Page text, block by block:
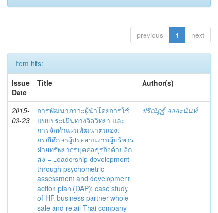
previous 1 next
Item hits:
Issue
Date
Title Author(s)
2015-
03-23
การพัฒนาภาวะผู้นำโดยการใช้
แบบประเมินทางจิตวิทยา และ
การจัดทำแผนพัฒนาตนเอง:
กรณีศึกษาผู้ประสานงานผู้บริหาร
ฝ่ายทรัพยากรบุคคลธุรกิจค้าปลีก
ส่ง = Leadership development
through psychometric
assessment and development
action plan (DAP): case study
of HR business partner whole
sale and retail Thai company.
ปริณัฏฐ์ อจละนันท์